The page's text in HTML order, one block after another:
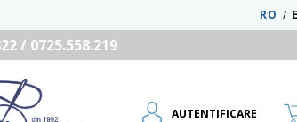
/
RO
/ 0725.558.219
AUTENTIFICARE